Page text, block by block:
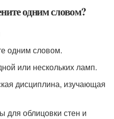
одним словом?
одним словом.
или нескольких ламп.
дисциплина, изучающая
для облицовки стен и